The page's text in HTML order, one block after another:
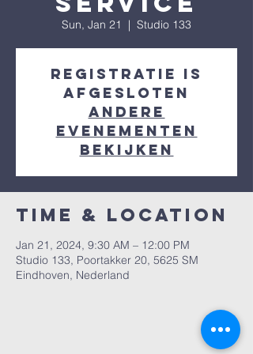
Sun, Jan 21
  |
Studio 133
Registratie is
afgesloten
Andere
evenementen
bekijken
Time & Location
Jan 21, 2024, 9:30 AM – 12:00 PM
Studio 133, Poortakker 20, 5625 SM
Eindhoven, Nederland